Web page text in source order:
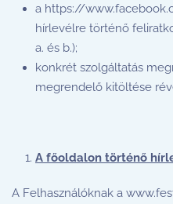
a https://
hírlevélre történő
a. és b.);
konkrét szolgáltatás
megrendelő kitöltése
A főoldalon történő
A Felhasználóknak a